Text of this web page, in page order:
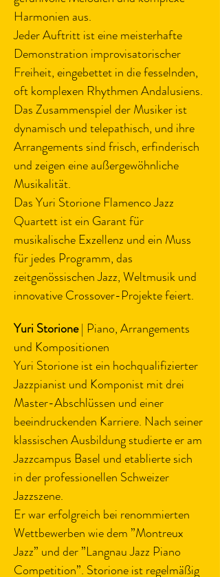
Harmonien aus.
Jeder Auftritt ist eine meisterhafte
Demonstration improvisatorischer
Freiheit, eingebettet in die fesselnden,
oft komplexen Rhythmen Andalusiens.
Das Zusammenspiel der Musiker ist
dynamisch und telepathisch, und ihre
Arrangements sind frisch, erfinderisch
und zeigen eine außergewöhnliche
Musikalität.
Das Yuri Storione Flamenco Jazz
Quartett ist ein Garant für
musikalische Exzellenz und ein Muss
für jedes Programm, das
zeitgenössischen Jazz, Weltmusik und
innovative Crossover-Projekte feiert.
Yuri Storione | Piano, Arrangements
und Kompositionen
Yuri Storione ist ein hochqualifizierter
Jazzpianist und Komponist mit drei
Master-Abschlüssen und einer
beeindruckenden Karriere. Nach seiner
klassischen Ausbildung studierte er am
Jazzcampus Basel und etablierte sich
in der professionellen Schweizer
Jazzszene.
Er war erfolgreich bei renommierten
Wettbewerben wie dem ”Montreux
Jazz” und der ”Langnau Jazz Piano
Competition”. Storione ist regelmäßig